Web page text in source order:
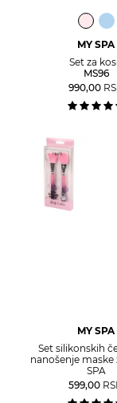
MY SPA
Set za
MS96
990,00
MY SPA
Set silikonskih
nanošenje maske
SPA
599,00